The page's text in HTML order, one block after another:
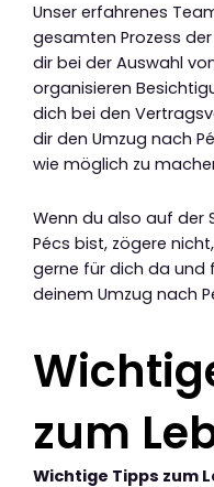
Unser erfahrenes
gesamten Prozess
dir bei der Auswahl
organisieren
dich bei den
dir den Umzug nach
wie möglich zu
Wenn du also auf der
Pécs bist, zögere
gerne für dich da und
deinem Umzug nach
zum
Wichtige Tipps zum